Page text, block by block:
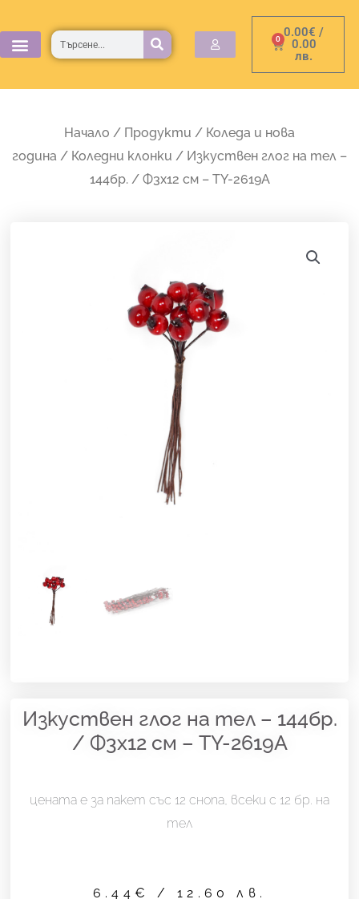
to
content
0.00€ /
0.00
лв.
0
Cart
Търсене
Начало / Продукти / Коледа и нова
година / Коледни клонки / Изкуствен глог на тел –
144бр. / Ф3х12 см – TY-2619A
Изкуствен глог на тел – 144бр.
/ Ф3х12 см – TY-2619A
цената е за пакет със 12 снопа, всеки с 12 бр. на
тел
6.44€ / 12.60 лв.